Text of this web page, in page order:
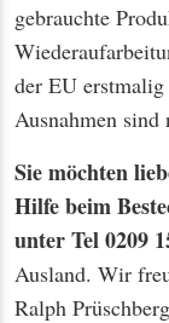
gebrauchte
der EU
Ausnahmen sind
Sie möchten
Hilfe beim
unter Tel 0209
Ausland. Wir
Ralph